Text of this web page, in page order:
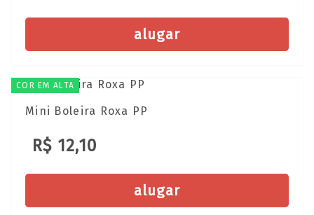
alugar
COR EM ALTA
Mini Boleira Roxa PP
R$ 12,10
alugar